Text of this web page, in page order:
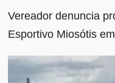
Vereador denuncia
Esportivo Miosótis